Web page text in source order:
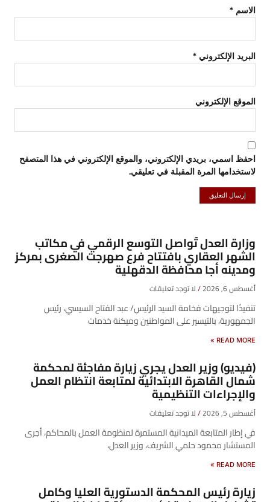
الاسم *
البريد الإلكتروني *
الموقع الإلكتروني
احفظ اسمي، بريدي الإلكتروني، والموقع الإلكتروني في هذا المتصفح
لاستخدامها المرة المقبلة في تعليقي.
وزارة العدل تُواصل التوسع الرقمي في مكاتب
الشهر العقاري بافتتاح فرع صهرجت الصغرى بمركز
ومدينه أجا محافظة الدقهلية
أغسطس 6, 2026 لا توجد تعليقات
تنفيذًا لتوجيهات فخامة السيد الرئيس/ عبد الفتاح السيسي، رئيس
الجمهورية، بالتيسير على المواطنين وميكنة خدمات
READ MORE »
(فيديو) وزير العدل يجري زيارة مفاجئة لمحكمة
شمال القاهرة الابتدائية لمتابعة انتظام العمل
والإجراءات التنظيمية
أغسطس 5, 2026 لا توجد تعليقات
في إطار المتابعة الميدانية المستمرة لمنظومة العمل بالمحاكم، أجرى
المستشار محمود حلمي الشريف، وزير العدل،
READ MORE »
زيارة رئيس المحكمة الدستورية العليا وكامل